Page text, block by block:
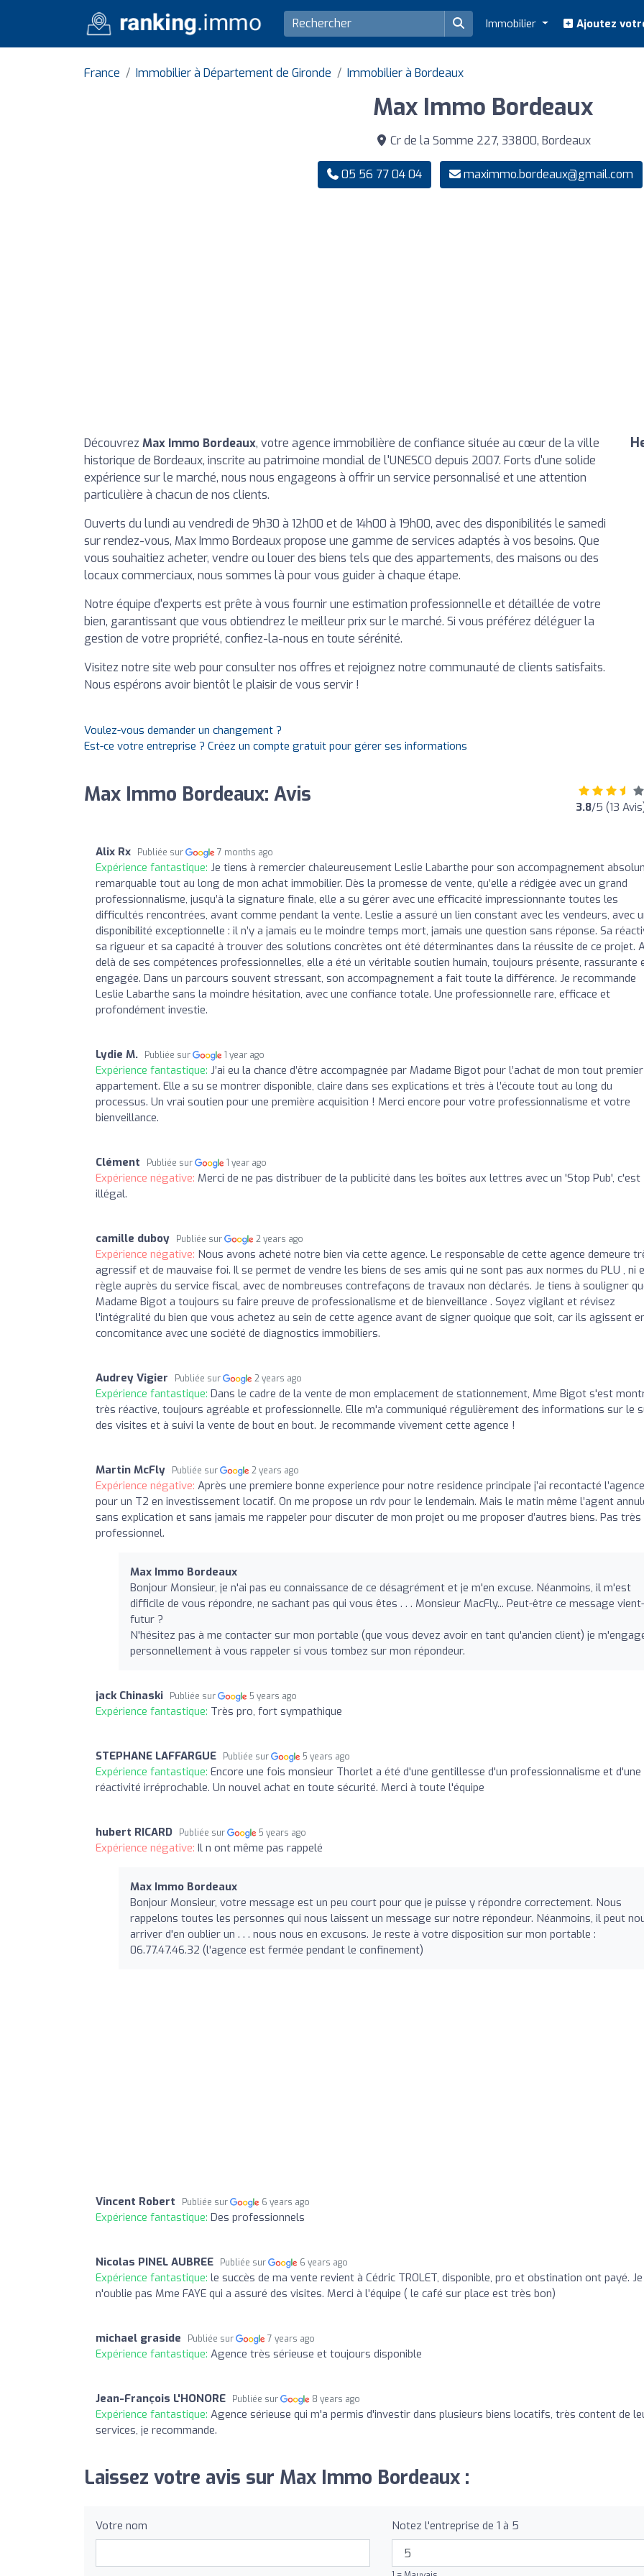
Immobilier Ajoutez
France Immobilier à Département de Gironde Immobilier à Bordeaux
Max Immo Bordeaux
Cr de la Somme 227, 33800, Bordeaux
05 56 77 04 04 maximmo.bordeaux@gmail.com
Découvrez Max Immo Bordeaux, votre agence immobilière de confiance située au cœur de la ville
historique de Bordeaux, inscrite au patrimoine mondial de l'UNESCO depuis 2007. Forts d'une solide
expérience sur le marché, nous nous engageons à offrir un service personnalisé et une attention
particulière à chacun de nos clients.
Ouverts du lundi au vendredi de 9h30 à 12h00 et de 14h00 à 19h00, avec des disponibilités le samedi
sur rendez-vous, Max Immo Bordeaux propose une gamme de services adaptés à vos besoins. Que
vous souhaitiez acheter, vendre ou louer des biens tels que des appartements, des maisons ou des
locaux commerciaux, nous sommes là pour vous guider à chaque étape.
Notre équipe d'experts est prête à vous fournir une estimation professionnelle et détaillée de votre
bien, garantissant que vous obtiendrez le meilleur prix sur le marché. Si vous préférez déléguer la
gestion de votre propriété, confiez-la-nous en toute sérénité.
Visitez notre site web pour consulter nos offres et rejoignez notre communauté de clients satisfaits.
Nous espérons avoir bientôt le plaisir de vous servir !
Voulez-vous demander un changement ?
Est-ce votre entreprise ? Créez un compte gratuit pour gérer ses informations
Max Immo Bordeaux: Avis 3.8/5 (13
Alix Rx Publiée sur 7 months ago
Expérience fantastique: Je tiens à remercier chaleureusement Leslie Labarthe pour son accompagnement
remarquable tout au long de mon achat immobilier. Dès la promesse de vente, qu’elle a rédigée avec un grand
professionnalisme, jusqu’à la signature finale, elle a su gérer avec une efficacité impressionnante toutes les
difficultés rencontrées, avant comme pendant la vente. Leslie a assuré un lien constant avec les vendeurs, avec
disponibilité exceptionnelle : il n’y a jamais eu le moindre temps mort, jamais une question sans réponse. Sa
sa rigueur et sa capacité à trouver des solutions concrètes ont été déterminantes dans la réussite de ce projet.
delà de ses compétences professionnelles, elle a été un véritable soutien humain, toujours présente, rassurante
engagée. Dans un parcours souvent stressant, son accompagnement a fait toute la différence. Je recommande
Leslie Labarthe sans la moindre hésitation, avec une confiance totale. Une professionnelle rare, efficace et
profondément investie.
Lydie M. Publiée sur 1 year ago
Expérience fantastique: J’ai eu la chance d’être accompagnée par Madame Bigot pour l’achat de mon tout premier
appartement. Elle a su se montrer disponible, claire dans ses explications et très à l’écoute tout au long du
processus. Un vrai soutien pour une première acquisition ! Merci encore pour votre professionnalisme et votre
bienveillance.
Clément Publiée sur 1 year ago
Expérience négative: Merci de ne pas distribuer de la publicité dans les boîtes aux lettres avec un 'Stop Pub', c'est
illégal.
camille duboy Publiée sur 2 years ago
Expérience négative: Nous avons acheté notre bien via cette agence. Le responsable de cette agence demeure
agressif et de mauvaise foi. Il se permet de vendre les biens de ses amis qui ne sont pas aux normes du PLU , ni
règle auprès du service fiscal, avec de nombreuses contrefaçons de travaux non déclarés. Je tiens à souligner
Madame Bigot a toujours su faire preuve de professionalisme et de bienveillance . Soyez vigilant et révisez
l'intégralité du bien que vous achetez au sein de cette agence avant de signer quoique que soit, car ils agissent
concomitance avec une société de diagnostics immobiliers.
Audrey Vigier Publiée sur 2 years ago
Expérience fantastique: Dans le cadre de la vente de mon emplacement de stationnement, Mme Bigot s'est
très réactive, toujours agréable et professionnelle. Elle m'a communiqué régulièrement des informations sur le
des visites et à suivi la vente de bout en bout. Je recommande vivement cette agence !
Martin McFly Publiée sur 2 years ago
Expérience négative: Après une premiere bonne experience pour notre residence principale j’ai recontacté l’agence
pour un T2 en investissement locatif. On me propose un rdv pour le lendemain. Mais le matin même l’agent
sans explication et sans jamais me rappeler pour discuter de mon projet ou me proposer d’autres biens. Pas très
professionnel.
Max Immo Bordeaux
Bonjour Monsieur, je n'ai pas eu connaissance de ce désagrément et je m'en excuse. Néanmoins, il m'est
difficile de vous répondre, ne sachant pas qui vous êtes . . . Monsieur MacFly... Peut-être ce message
futur ?
N'hésitez pas à me contacter sur mon portable (que vous devez avoir en tant qu'ancien client) je
personnellement à vous rappeler si vous tombez sur mon répondeur.
jack Chinaski Publiée sur 5 years ago
Expérience fantastique: Très pro, fort sympathique
STEPHANE LAFFARGUE Publiée sur 5 years ago
Expérience fantastique: Encore une fois monsieur Thorlet a été d'une gentillesse d'un professionnalisme et d'une
réactivité irréprochable. Un nouvel achat en toute sécurité. Merci à toute l'équipe
hubert RICARD Publiée sur 5 years ago
Expérience négative: Il n ont même pas rappelé
Max Immo Bordeaux
Bonjour Monsieur, votre message est un peu court pour que je puisse y répondre correctement. Nous
rappelons toutes les personnes qui nous laissent un message sur notre répondeur. Néanmoins, il peut
arriver d'en oublier un . . . nous nous en excusons. Je reste à votre disposition sur mon portable :
06.77.47.46.32 (l'agence est fermée pendant le confinement)
Vincent Robert Publiée sur 6 years ago
Expérience fantastique: Des professionnels
Nicolas PINEL AUBREE Publiée sur 6 years ago
Expérience fantastique: le succès de ma vente revient à Cédric TROLET, disponible, pro et obstination ont payé. Je
n'oublie pas Mme FAYE qui a assuré des visites. Merci à l’équipe ( le café sur place est très bon)
michael graside Publiée sur 7 years ago
Expérience fantastique: Agence très sérieuse et toujours disponible
Jean-François L'HONORE Publiée sur 8 years ago
Expérience fantastique: Agence sérieuse qui m'a permis d'investir dans plusieurs biens locatifs, très content de
services, je recommande.
Laissez votre avis sur Max Immo Bordeaux :
Votre nom Notez l'entreprise de 1 à 5